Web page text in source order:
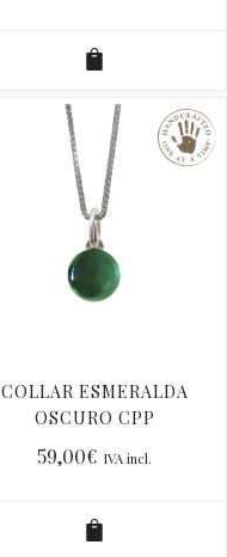
COLLAR ESMERALDA
OSCURO CPP
59,00€ IVA incl.